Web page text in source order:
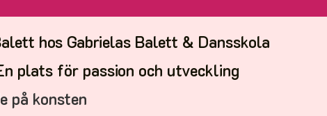
hos Gabrielas Balett & Dansskola
plats för passion och utveckling
på konsten